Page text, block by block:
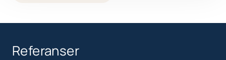
Referanser